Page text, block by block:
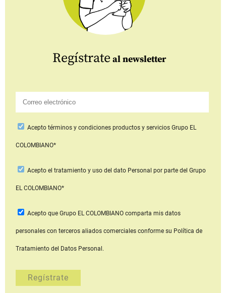
Regístrate al newsletter
Aceptotérminos y condiciones productos y serviciosGrupo EL
COLOMBIANO*
Acepto el tratamiento y uso del dato Personal por parte del Grupo
EL COLOMBIANO*
Acepto que Grupo EL COLOMBIANOcomparta mis datos
personales con terceros aliados comerciales conforme su Política de
Tratamiento del Datos Personal.